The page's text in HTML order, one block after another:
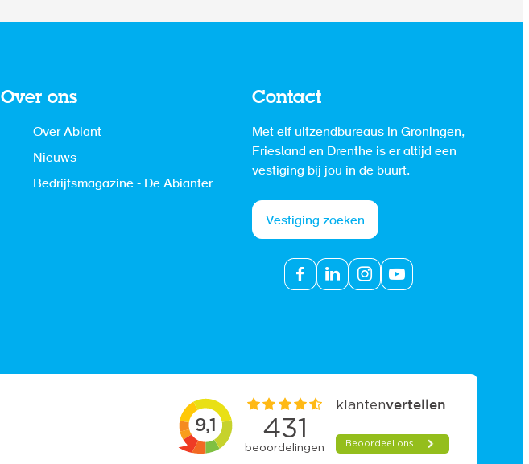
Over ons
Over Abiant
Nieuws
Bedrijfsmagazine - De Abianter
Contact
Met elf uitzendbureaus in Groningen,
Friesland en Drenthe is er altijd een
vestiging bij jou in de buurt.
Vestiging zoeken